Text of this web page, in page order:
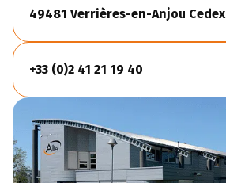
49481 Verrières-en-Anjou Cedex
+33 (0)2 41 21 19 40